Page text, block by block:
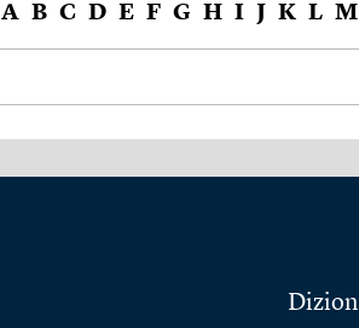
A B C D E F G H I J K L M